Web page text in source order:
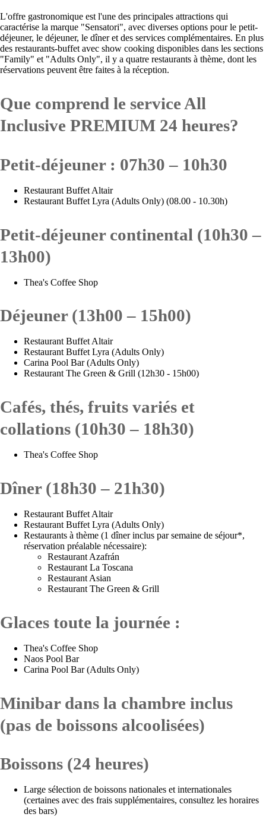
L'offre gastronomique est l'une des principales attractions qui
caractérise la marque "Sensatori", avec diverses options pour le petit-
déjeuner, le déjeuner, le dîner et des services complémentaires. En plus
des restaurants-buffet avec show cooking disponibles dans les sections
"Family" et "Adults Only", il y a quatre restaurants à thème, dont les
réservations peuvent être faites à la réception.
Que comprend le service All
Inclusive PREMIUM 24 heures?
Petit-déjeuner : 07h30 – 10h30
Restaurant Buffet Altair
Restaurant Buffet Lyra (Adults Only) (08.00 - 10.30h)
Petit-déjeuner continental (10h30 –
13h00)
Thea's Coffee Shop
Déjeuner (13h00 – 15h00)
Restaurant Buffet Altair
Restaurant Buffet Lyra (Adults Only)
Carina Pool Bar (Adults Only)
Restaurant The Green & Grill (12h30 - 15h00)
Cafés, thés, fruits variés et
collations (10h30 – 18h30)
Thea's Coffee Shop
Dîner (18h30 – 21h30)
Restaurant Buffet Altair
Restaurant Buffet Lyra (Adults Only)
Restaurants à thème (1 dîner inclus par semaine de séjour*,
réservation préalable nécessaire):
Restaurant Azafrán
Restaurant La Toscana
Restaurant Asian
Restaurant The Green & Grill
Glaces toute la journée :
Thea's Coffee Shop
Naos Pool Bar
Carina Pool Bar (Adults Only)
Minibar dans la chambre inclus
(pas de boissons alcoolisées)
Boissons (24 heures)
Large sélection de boissons nationales et internationales
(certaines avec des frais supplémentaires, consultez les horaires
des bars)